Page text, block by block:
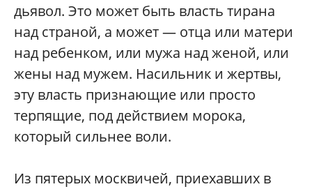
дьявол. Это может быть власть тирана
над страной, а может — отца или матери
над ребенком, или мужа над женой, или
жены над мужем. Насильник и жертвы,
эту власть признающие или просто
терпящие, под действием морока,
который сильнее воли.
Из пятерых москвичей, приехавших в